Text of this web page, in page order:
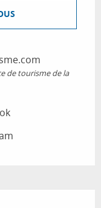
de tourisme de la